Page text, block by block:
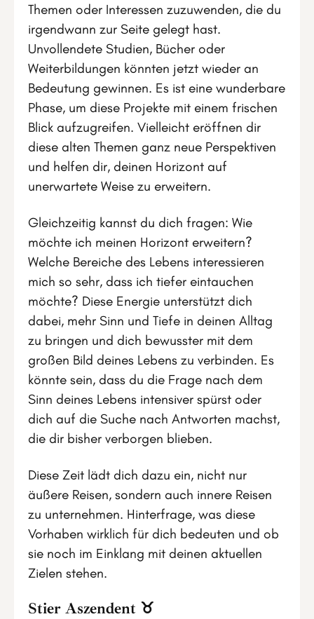
Themen oder Interessen zuzuwenden, die du
irgendwann zur Seite gelegt hast.
Unvollendete Studien, Bücher oder
Weiterbildungen könnten jetzt wieder an
Bedeutung gewinnen. Es ist eine wunderbare
Phase, um diese Projekte mit einem frischen
Blick aufzugreifen. Vielleicht eröffnen dir
diese alten Themen ganz neue Perspektiven
und helfen dir, deinen Horizont auf
unerwartete Weise zu erweitern.
Gleichzeitig kannst du dich fragen: Wie
möchte ich meinen Horizont erweitern?
Welche Bereiche des Lebens interessieren
mich so sehr, dass ich tiefer eintauchen
möchte? Diese Energie unterstützt dich
dabei, mehr Sinn und Tiefe in deinen Alltag
zu bringen und dich bewusster mit dem
großen Bild deines Lebens zu verbinden. Es
könnte sein, dass du die Frage nach dem
Sinn deines Lebens intensiver spürst oder
dich auf die Suche nach Antworten machst,
die dir bisher verborgen blieben.
Diese Zeit lädt dich dazu ein, nicht nur
äußere Reisen, sondern auch innere Reisen
zu unternehmen. Hinterfrage, was diese
Vorhaben wirklich für dich bedeuten und ob
sie noch im Einklang mit deinen aktuellen
Zielen stehen.
Stier Aszendent ♉